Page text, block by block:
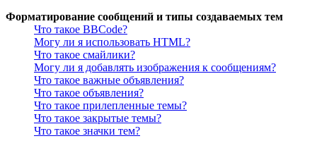
Форматирование сообщений и типы создаваемых тем
Что такое BBCode?
Могу ли я использовать HTML?
Что такое смайлики?
Могу ли я добавлять изображения к сообщениям?
Что такое важные объявления?
Что такое объявления?
Что такое прилепленные темы?
Что такое закрытые темы?
Что такое значки тем?